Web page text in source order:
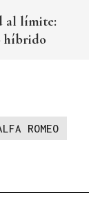
al límite:
híbrido
ROMEO